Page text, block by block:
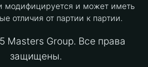
модифицируется и может иметь
отличия от партии к партии.
Masters Group. Все права
защищены.